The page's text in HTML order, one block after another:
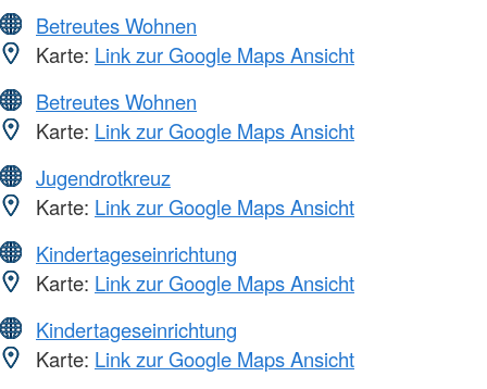
Betreutes Wohnen
Karte: Link zur Google Maps Ansicht
Betreutes Wohnen
Karte: Link zur Google Maps Ansicht
Jugendrotkreuz
Karte: Link zur Google Maps Ansicht
Kindertageseinrichtung
Karte: Link zur Google Maps Ansicht
Kindertageseinrichtung
Karte: Link zur Google Maps Ansicht